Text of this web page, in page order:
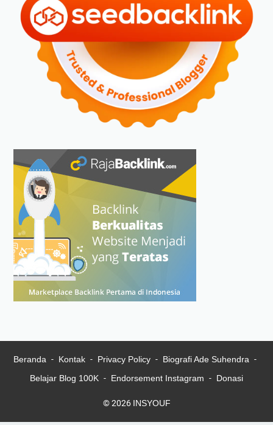
Beranda Kontak Privacy Policy
Biografi Ade Suhendra
Belajar Blog 100K
Endorsement Instagram Donasi
© 2026 INSYOUF